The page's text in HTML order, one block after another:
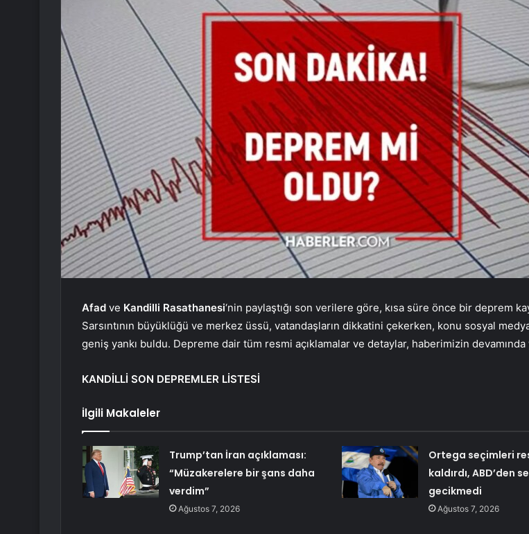
Afad ve Kandilli Rasathanesi‘nin paylaştığı son verilere göre, kısa süre önce bir deprem
Sarsıntının büyüklüğü ve merkez üssü, vatandaşların dikkatini çekerken, konu sosyal
geniş yankı buldu. Depreme dair tüm resmi açıklamalar ve detaylar, haberimizin devamında
KANDİLLİ SON DEPREMLER LİSTESİ
İlgili Makaleler
Trump’tan İran açıklaması:
“Müzakerelere bir şans daha
verdim”
Ağustos 7, 2026
Ortega seçimleri
kaldırdı, ABD’den
gecikmedi
Ağustos 7, 2026